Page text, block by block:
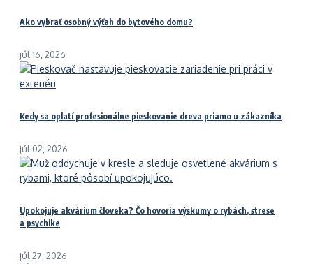
Ako vybrať osobný výťah do bytového domu?
júl 16, 2026
Kedy sa oplatí profesionálne pieskovanie dreva priamo u zákazníka
júl 02, 2026
Upokojuje akvárium človeka? Čo hovoria výskumy o rybách, strese
a psychike
júl 27, 2026